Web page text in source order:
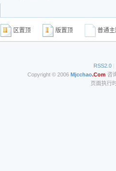
区置顶 版置顶 普
RSS2.0 |
Copyright © 2006 Mjcchao.Com咨
页面执行